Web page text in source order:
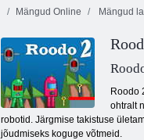
Candy mull
Mängud Online Mängud
Roodo
ohtralt
robotid. Järgmise takistuse
jõudmiseks koguge võtmeid.